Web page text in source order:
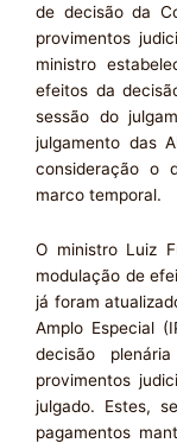
de decisão da
provimentos
ministro
efeitos da
sessão do
julgamento das
consideração o
marco temporal.
O ministro Luiz
modulação de
já foram
Amplo Especial
decisão
provimentos
julgado. Estes,
pagamentos